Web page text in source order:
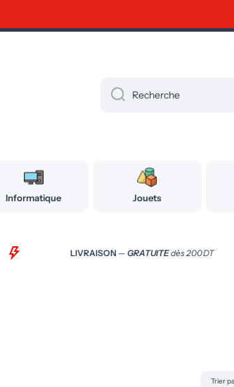
Recherche
Informatique Jouets
LIVRAISON—GRATUITEdès 200 DT
Trier